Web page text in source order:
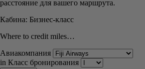
in Класс бронирования
Show me!